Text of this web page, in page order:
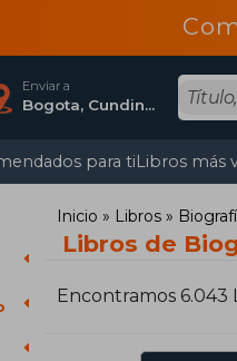
Enviar a
Bogota, Cundinamarca
para tiLibros más
Inicio Libros
Libros de
Encontramos 6.043